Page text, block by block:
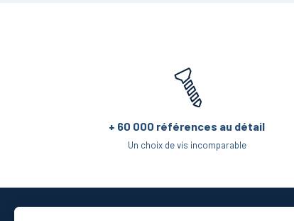
Pince Spéciale Wiha
Rallonge pour Clé
Tournevis
+ 60 000 références au détail
Un choix de vis incomparable